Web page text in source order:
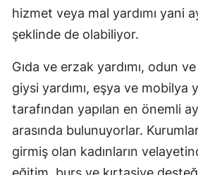
hizmet veya mal yardımı yani
şeklinde de olabiliyor.
Gıda ve erzak yardımı, odun
giysi yardımı, eşya ve mobilya
tarafından yapılan en önemli
arasında bulunuyorlar.
girmiş olan kadınların